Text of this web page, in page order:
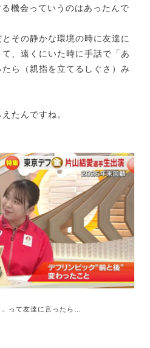
機会っていうのはあったんで
とその静かな環境の時に友達に
て、遠くにいた時に手話で「あ
ら（親指を立てるしぐさ）み
たんですね。
って友達に言ったら…